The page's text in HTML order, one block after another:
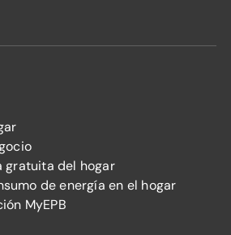
gratuita del hogar
de energía en el hogar
MyEPB